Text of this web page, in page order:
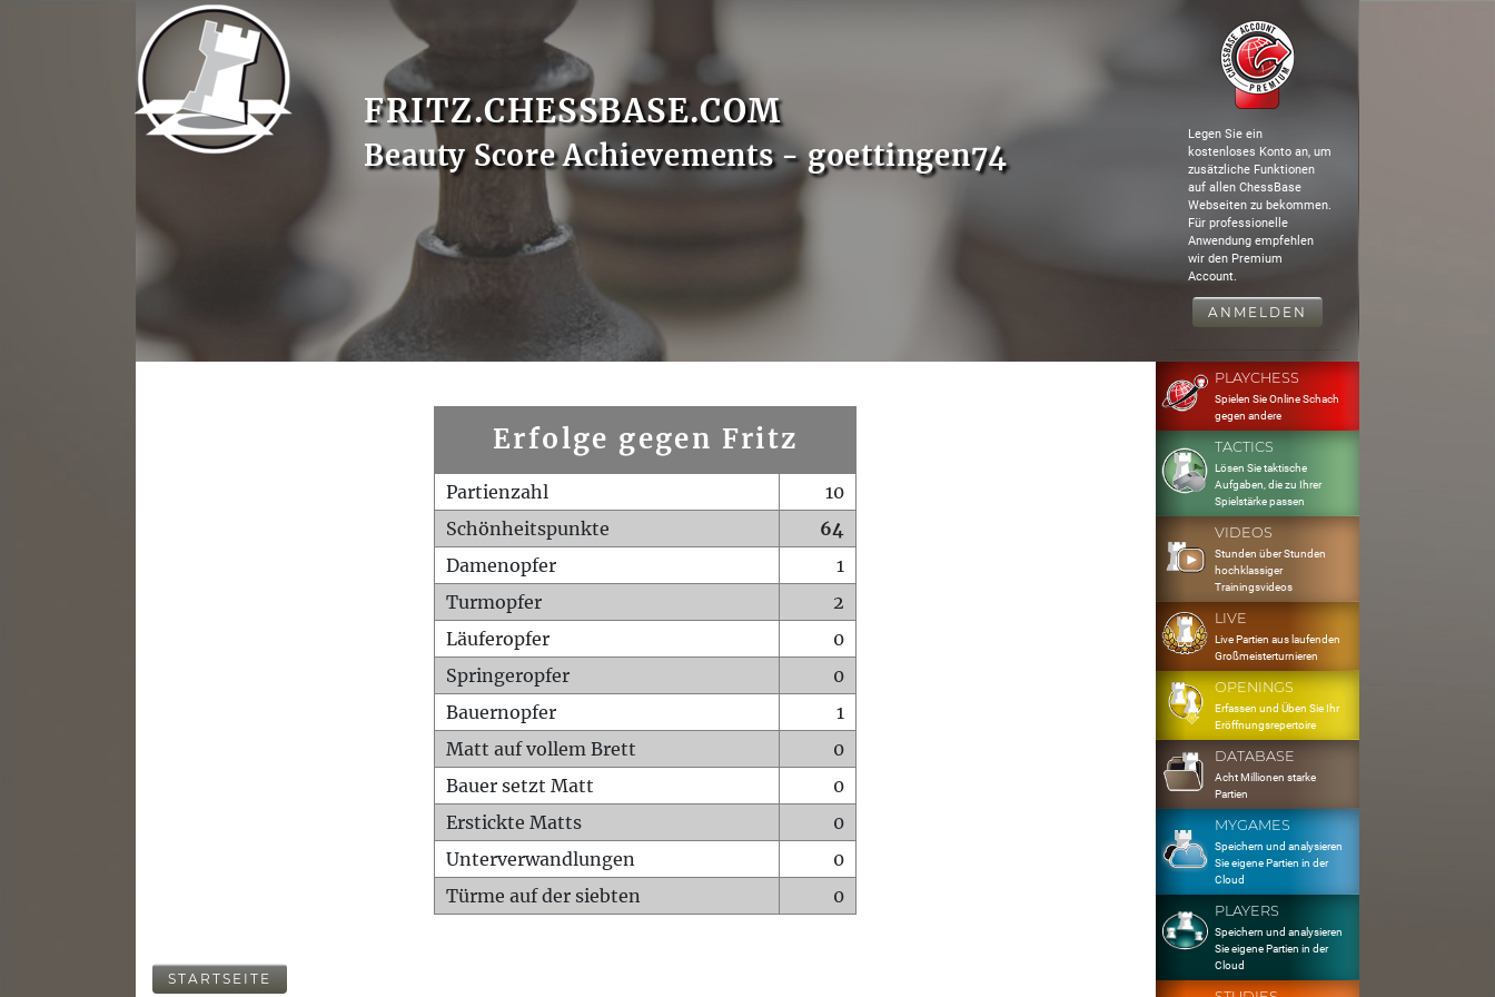
FRITZ.CHESSBASE.COM
Beauty Score Achievements - goettingen74
Legen Sie ein
kostenloses Konto an, um
zusätzliche Funktionen
auf allen ChessBase
Webseiten zu bekommen.
Für professionelle
Anwendung empfehlen
wir den Premium
Account.
ANMELDEN
Erfolge gegen Fritz
Partienzahl
10
Schönheitspunkte
64
Damenopfer
1
Turmopfer
2
Läuferopfer
0
Springeropfer
0
Bauernopfer
1
Matt auf vollem Brett
0
Bauer setzt Matt
0
Erstickte Matts
0
Unterverwandlungen
0
Türme auf der siebten
0
STARTSEITE
PLAYCHESS
Spielen Sie Online Schach
gegen andere
TACTICS
Lösen Sie taktische
Aufgaben, die zu Ihrer
Spielstärke passen
VIDEOS
Stunden über Stunden
hochklassiger
Trainingsvideos
LIVE
Live Partien aus laufenden
Großmeisterturnieren
OPENINGS
Erfassen und Üben Sie Ihr
Eröffnungsrepertoire
DATABASE
Acht Millionen starke
Partien
MYGAMES
Speichern und analysieren
Sie eigene Partien in der
Cloud
PLAYERS
Speichern und analysieren
Sie eigene Partien in der
Cloud